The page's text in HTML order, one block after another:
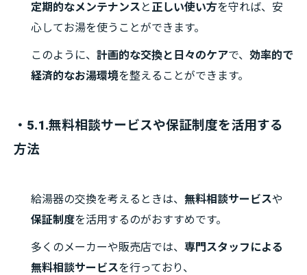
定期的なメンテナンス と 正しい使い方を守れば、安
心してお湯を使うことができます。
このように、 計画的な交換と日々のケアで、 効率的で
経済的なお湯環境を整えることができます。
・5.1.無料相談サービスや保証制度を活用する
方法
給湯器の交換を考えるときは、 無料相談サービスや
保証制度を活用するのがおすすめです。
多くのメーカーや販売店では、 専門スタッフによる
無料相談サービスを行っており、